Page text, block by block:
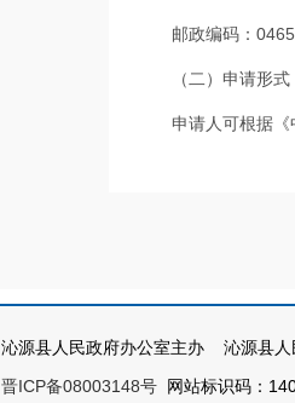
邮政编码：
（二）申请形式
申请人可根据
式提出申请的，请
（2）当面提出
沁源县人民政府办公室主办 沁源县
晋ICP备08003148号 网站标识码：